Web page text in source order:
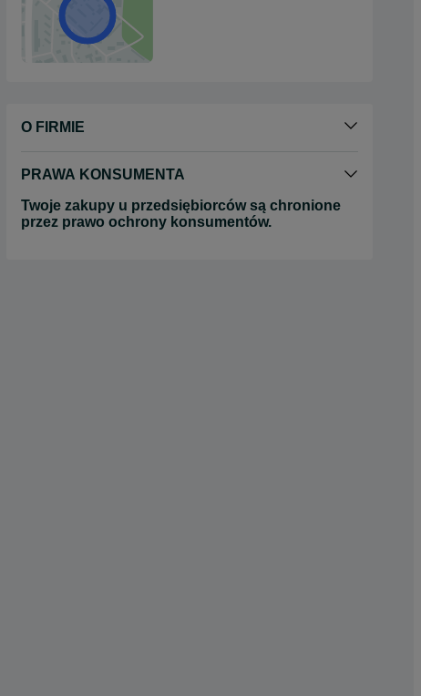
O FIRMIE
PRAWA KONSUMENTA
Twoje zakupy u przedsiębiorców są chronione
przez prawo ochrony konsumentów.